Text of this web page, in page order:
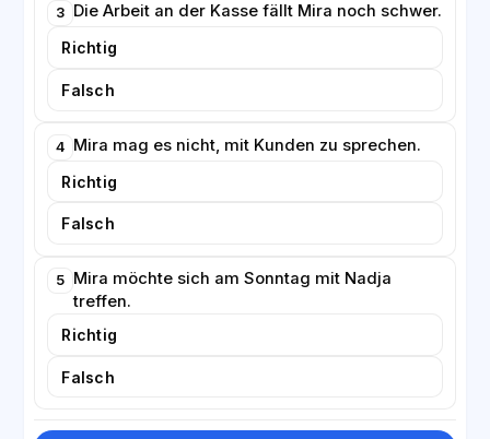
3 Die Arbeit an der Kasse fällt Mira noch schwer.
Richtig
Falsch
4 Mira mag es nicht, mit Kunden zu sprechen.
Richtig
Falsch
5 Mira möchte sich am Sonntag mit Nadja
treffen.
Richtig
Falsch